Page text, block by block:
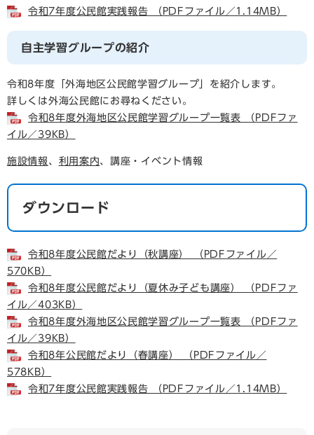
令和7年度公民館実践報告 （PDFファイル／1.14MB）
自主学習グループの紹介
令和8年度「外海地区公民館学習グループ」を紹介します。
詳しくは外海公民館にお尋ねください。
令和8年度外海地区公民館学習グループ一覧表 （PDFファ
イル／39KB）
施設情報 、 利用案内、講座・イベント情報
ダウンロード
令和8年度公民館だより（秋講座） （PDFファイル／
570KB）
令和8年度公民館だより（夏休み子ども講座） （PDFファ
イル／403KB）
令和8年度外海地区公民館学習グループ一覧表 （PDFファ
イル／39KB）
令和8年公民館だより（春講座） （PDFファイル／
578KB）
令和7年度公民館実践報告 （PDFファイル／1.14MB）